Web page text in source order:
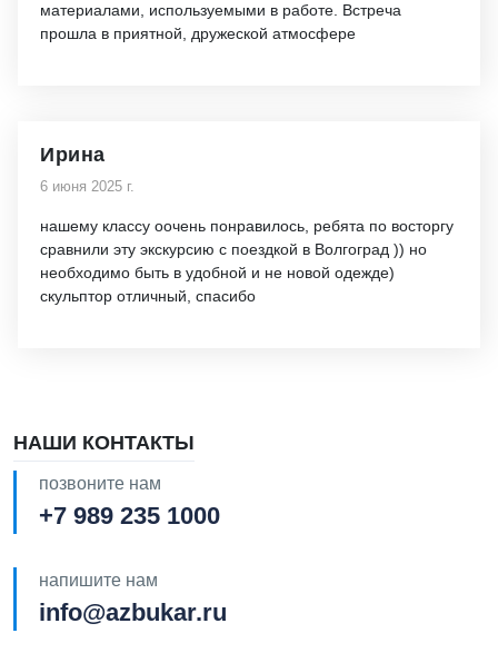
материалами, используемыми в работе. Встреча
прошла в приятной, дружеской атмосфере
Ирина
6 июня 2025 г.
нашему классу оочень понравилось, ребята по восторгу
сравнили эту экскурсию с поездкой в Волгоград )) но
необходимо быть в удобной и не новой одежде)
скульптор отличный, спасибо
НАШИ КОНТАКТЫ
позвоните нам
+7 989 235 1000
напишите нам
info@azbukar.ru